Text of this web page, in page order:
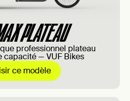
PLATEAU
professionnel plateau
capacité — VUF Bikes
ce modèle